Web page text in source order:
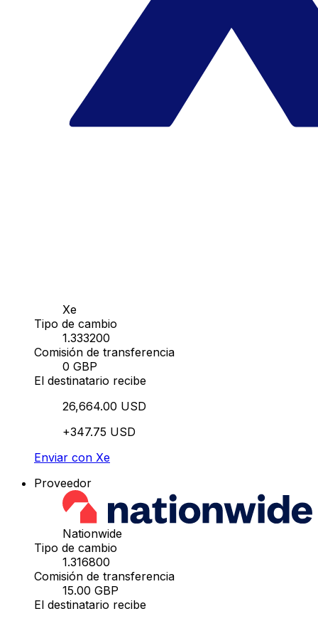
Xe
Tipo de cambio
1.333200
Comisión de transferencia
0 GBP
El destinatario recibe
26,664.00 USD
+347.75 USD
Enviar con Xe
Proveedor
Nationwide
Tipo de cambio
1.316800
Comisión de transferencia
15.00 GBP
El destinatario recibe